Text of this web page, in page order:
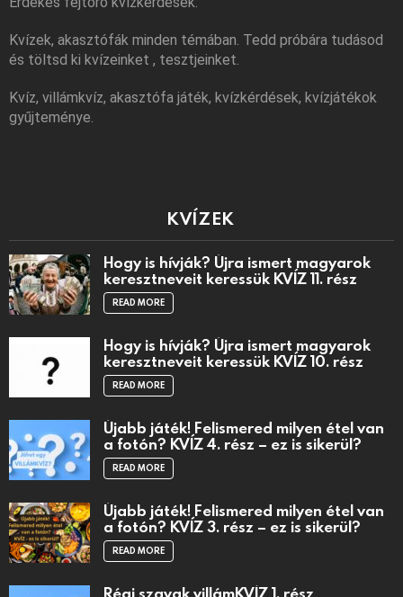
Kvízek, akasztófák minden témában. Tedd próbára tudásod
és töltsd ki kvízeinket , tesztjeinket.
Kvíz, villámkvíz, akasztófa játék, kvízkérdések, kvízjátékok
gyűjteménye.
KVÍZEK
Hogy is hívják? Újra ismert magyarok
keresztneveit keressük KVÍZ 11. rész
READ MORE
Hogy is hívják? Újra ismert magyarok
keresztneveit keressük KVÍZ 10. rész
READ MORE
Újabb játék! Felismered milyen étel van
a fotón? KVÍZ 4. rész – ez is sikerül?
READ MORE
Újabb játék! Felismered milyen étel van
a fotón? KVÍZ 3. rész – ez is sikerül?
READ MORE
Régi szavak villámKVÍZ 1. rész